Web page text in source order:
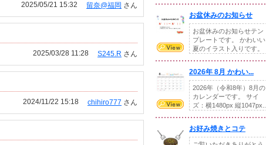
留奈@福岡 さん
2025/05/21 15:32
S245.R さん
2025/03/28 11:28
chihiro777 さん
2024/11/22 15:18
お盆休みのお知らせ
お盆休みのお知らせテン
プレートです。 かわいい
夏のイラスト入りです。
2026年 8月 かわい...
2026年（令和8年）8月の
カレンダーです。 サイ
ズ：横1480px 縦1047px...
お好み焼きとコテ